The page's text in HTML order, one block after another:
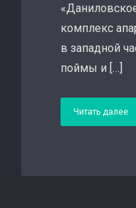
комплекс
в западной
поймы и […]
Читать далее